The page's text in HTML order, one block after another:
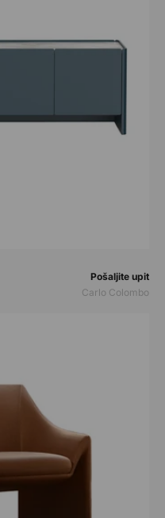
Prodavač:
Pošaljite upit
Carlo Colombo